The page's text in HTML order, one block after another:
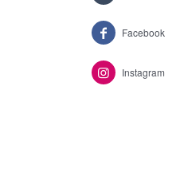
Facebook
Instagram